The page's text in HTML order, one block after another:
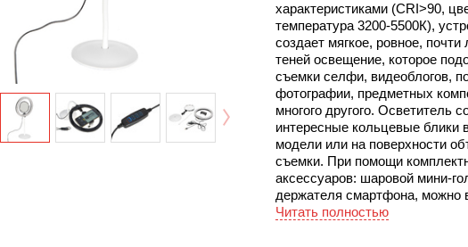
характеристиками (CRI>90,
температура 3200-5500К),
создает мягкое, ровное,
теней освещение, которое
съемки селфи, видеоблогов,
фотографии, предметных
многого другого. Осветитель
интересные кольцевые блики
модели или на поверхности
съемки. При помощи
аксессуаров: шаровой мини-
держателя смартфона, можно
съемку с помощью смартфона
Читать полностью